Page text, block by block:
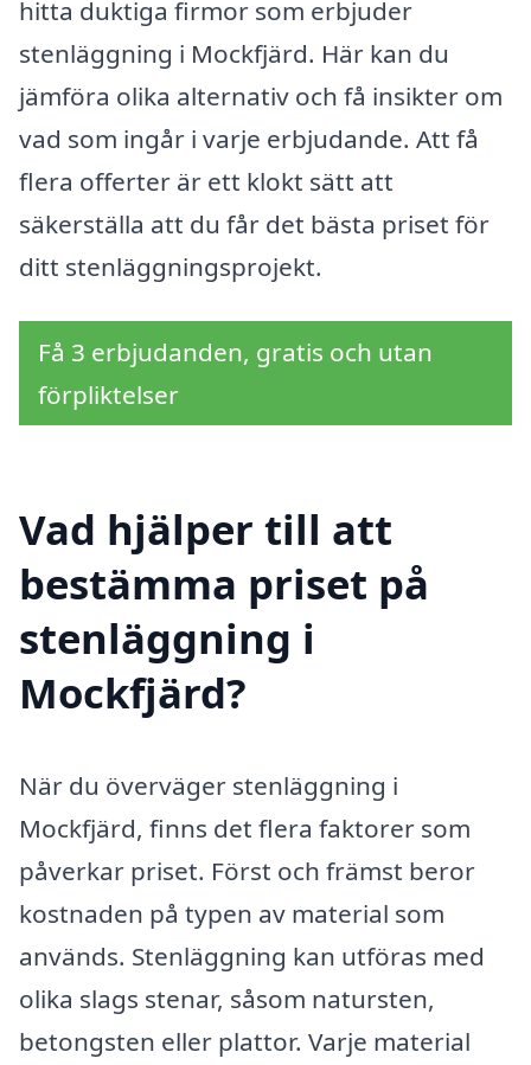
hitta duktiga firmor som erbjuder
stenläggning i Mockfjärd. Här kan du
jämföra olika alternativ och få insikter om
vad som ingår i varje erbjudande. Att få
flera offerter är ett klokt sätt att
säkerställa att du får det bästa priset för
ditt stenläggningsprojekt.
Få 3 erbjudanden, gratis och utan
förpliktelser
Vad hjälper till att
bestämma priset på
stenläggning i
Mockfjärd?
När du överväger stenläggning i
Mockfjärd, finns det flera faktorer som
påverkar priset. Först och främst beror
kostnaden på typen av material som
används. Stenläggning kan utföras med
olika slags stenar, såsom natursten,
betongsten eller plattor. Varje material